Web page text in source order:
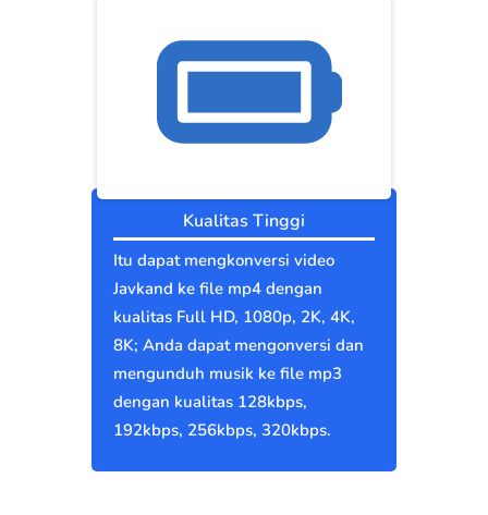
Kualitas Tinggi
Itu dapat mengkonversi video
Javkand ke file mp4 dengan
kualitas Full HD, 1080p, 2K, 4K,
8K; Anda dapat mengonversi dan
mengunduh musik ke file mp3
dengan kualitas 128kbps,
192kbps, 256kbps, 320kbps.